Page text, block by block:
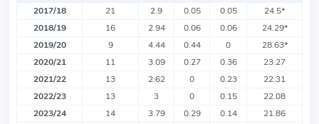
2017/18
21 2.9 0.05 0.05 24.5*
2018/19
16 2.94 0.06 0.06 24.29*
2019/20
9 4.44 0.44 0 28.63*
2020/21
11 3.09 0.27 0.36
23.27
2021/22
13 2.62 0 0.23
22.31
2022/23
13 3 0 0.15
22.08
2023/24
14 3.79 0.29 0.14
21.86